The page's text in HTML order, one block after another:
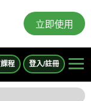
立即使用
程 登入/註冊